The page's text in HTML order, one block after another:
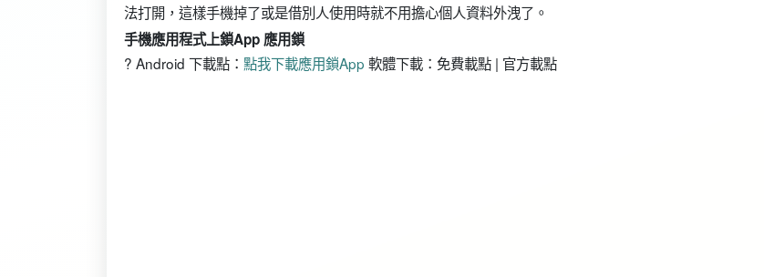
法打開，這樣手機掉了或是借別人使用時就不用擔心個人資料外洩了。
手機應用程式上鎖App 應用鎖
? Android 下載點： 點我下載應用鎖App 軟體下載：免費載點 | 官方載點